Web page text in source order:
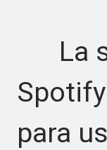
La
para